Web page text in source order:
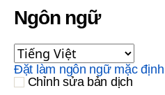
Ngôn ngữ
Đặt làm ngôn ngữ mặc định
Chỉnh sửa bản dịch